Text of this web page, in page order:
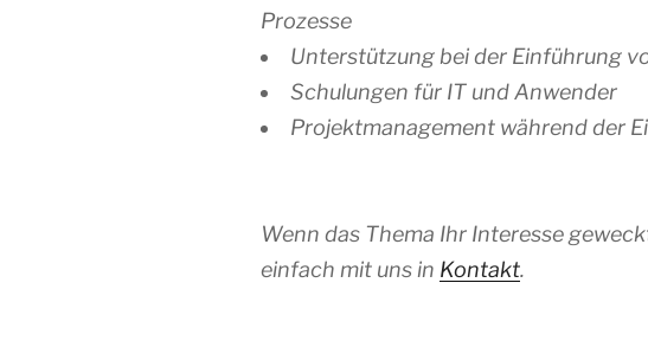
Prozesse
Unterstützung bei der Einführung
Schulungen für IT und Anwender
Projektmanagement während der
Wenn das Thema Ihr Interesse
einfach mit uns in Kontakt.